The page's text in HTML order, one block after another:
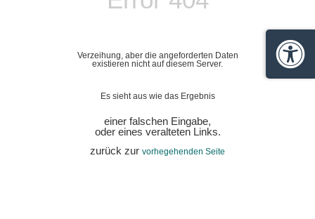
Verzeihung, aber die angeforderten Daten
existieren nicht auf diesem Server.
Es sieht aus wie das Ergebnis
einer falschen Eingabe,
oder eines veralteten Links.
zurück zur vorhegehenden Seite